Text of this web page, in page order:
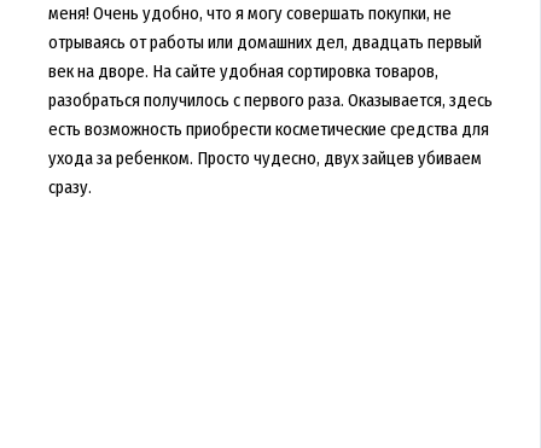
меня! Очень удобно, что я могу совершать покупки, не
отрываясь от работы или домашних дел, двадцать первый
век на дворе. На сайте удобная сортировка товаров,
разобраться получилось с первого раза. Оказывается, здесь
есть возможность приобрести косметические средства для
ухода за ребенком. Просто чудесно, двух зайцев убиваем
сразу.